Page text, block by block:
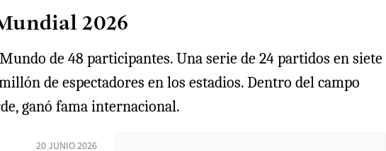
2026
de 48 participantes. Una serie de 24 partidos en siete
de espectadores en los estadios. Dentro del campo
ganó fama internacional.
20 JUNIO 2026